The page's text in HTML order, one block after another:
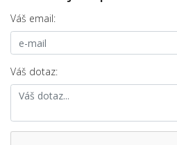
Váš email:
Váš dotaz: